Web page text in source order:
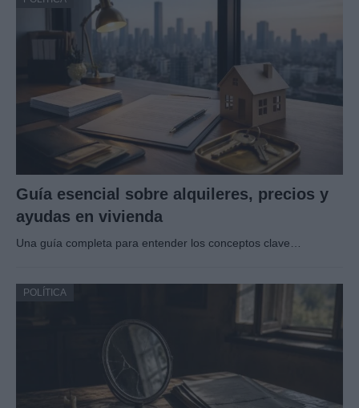
Guía esencial sobre alquileres, precios y
ayudas en vivienda
Una guía completa para entender los conceptos clave…
POLÍTICA